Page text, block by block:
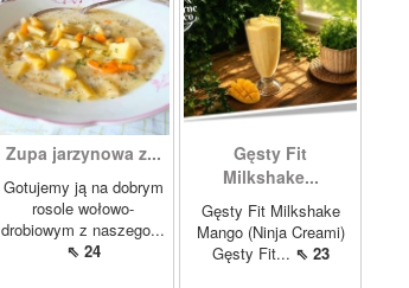
Zupa jarzynowa z...
Gotujemy ją na dobrym
rosole wołowo-
drobiowym z naszego...
⇖ 24
Gęsty Fit
Milkshake...
Gęsty Fit Milkshake
Mango (Ninja Creami)
Gęsty Fit... ⇖ 23